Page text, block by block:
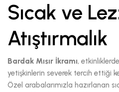
Sıcak ve
Atıştırmalık
Bardak Mısır İkramı,
yetişkinlerin severek tercih ettiği
Özel arabalarımızla hazırlanan